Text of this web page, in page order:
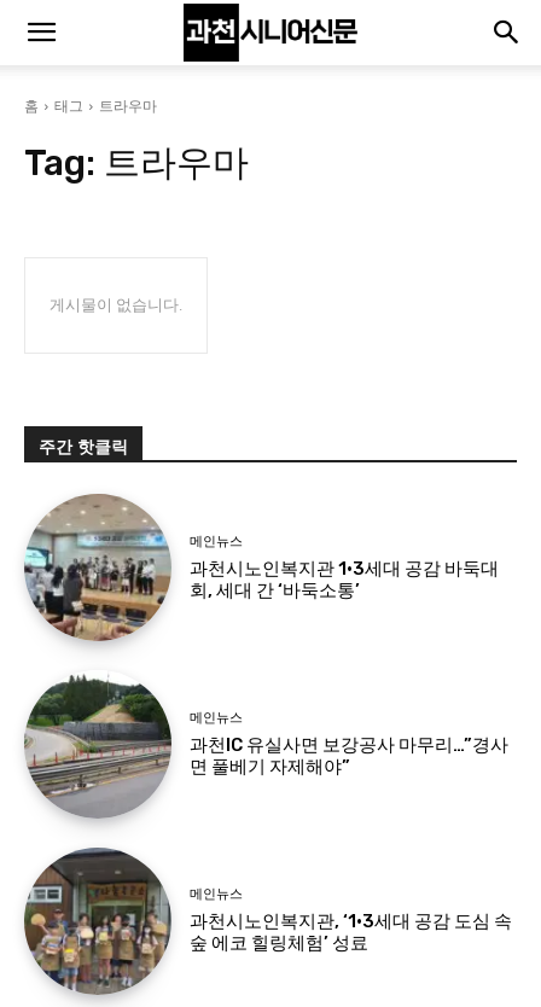
홈 태그 트라우마
Tag: 트라우마
게시물이 없습니다.
주간 핫클릭
메인뉴스
과천시노인복지관 1·3세대 공감 바둑대
회, 세대 간 ‘바둑소통’
메인뉴스
과천IC 유실사면 보강공사 마무리…”경사
면 풀베기 자제해야”
메인뉴스
과천시노인복지관, ‘1·3세대 공감 도심 속
숲 에코 힐링체험’ 성료